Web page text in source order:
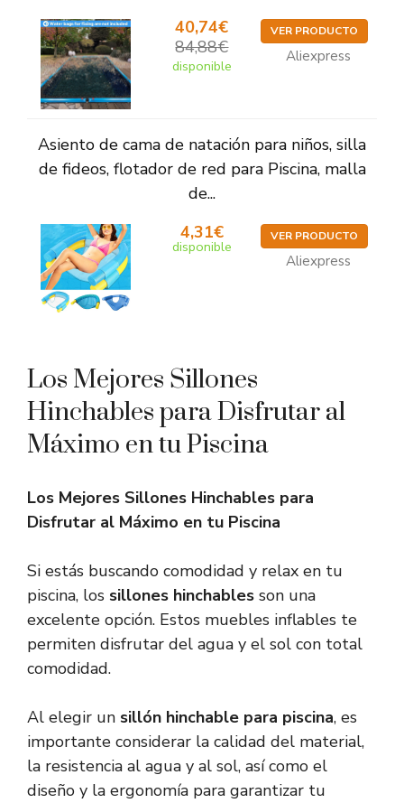
40,74€
84,88€
disponible
VER PRODUCTO
Aliexpress
Asiento de cama de natación para niños, silla
de fideos, flotador de red para Piscina, malla
de...
4,31€
disponible
VER PRODUCTO
Aliexpress
Los Mejores Sillones
Hinchables para Disfrutar al
Máximo en tu Piscina
Los Mejores Sillones Hinchables para
Disfrutar al Máximo en tu Piscina
Si estás buscando comodidad y relax en tu
piscina, los sillones hinchables son una
excelente opción. Estos muebles inflables te
permiten disfrutar del agua y el sol con total
comodidad.
Al elegir un sillón hinchable para piscina, es
importante considerar la calidad del material,
la resistencia al agua y al sol, así como el
diseño y la ergonomía para garantizar tu